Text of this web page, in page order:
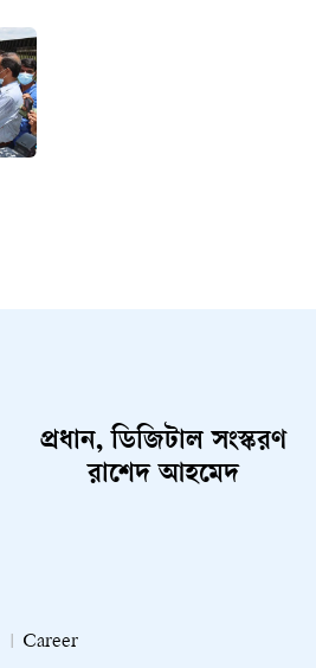
প্রধান, ডিজিটাল সংস্করণ
রাশেদ আহমেদ
Career